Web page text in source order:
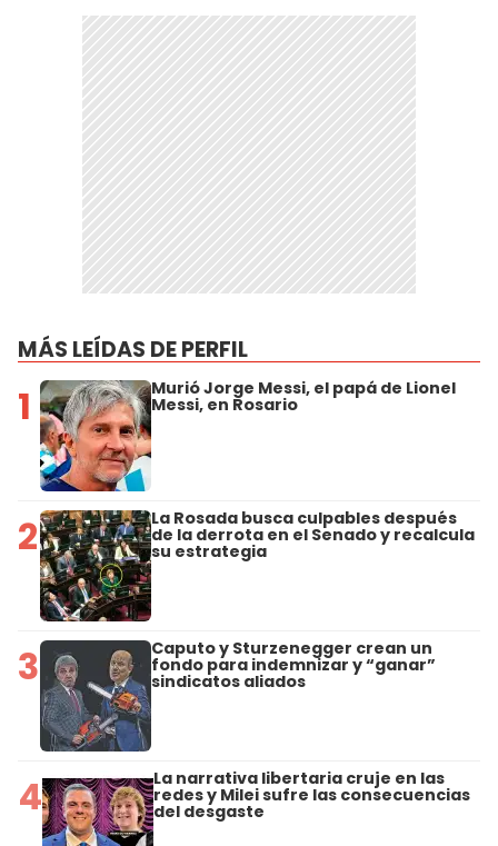
MÁS LEÍDAS DE PERFIL
1 Murió Jorge Messi, el papá de Lionel
Messi, en Rosario
2 La Rosada busca culpables después
de la derrota en el Senado y recalcula
su estrategia
3 Caputo y Sturzenegger crean un
fondo para indemnizar y “ganar”
sindicatos aliados
4 La narrativa libertaria cruje en las
redes y Milei sufre las consecuencias
del desgaste